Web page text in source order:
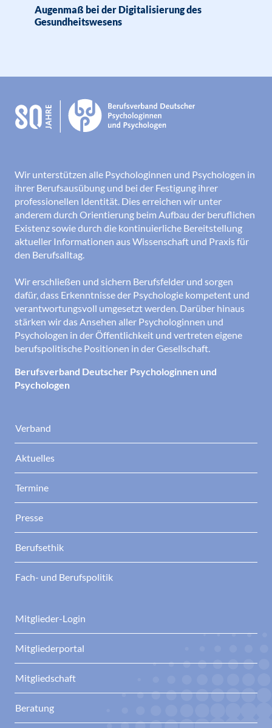
Augenmaß bei der Digitalisierung des
Gesundheitswesens
Wir unterstützen alle Psychologinnen und Psychologen in
ihrer Berufsausübung und bei der Festigung ihrer
professionellen Identität. Dies erreichen wir unter
anderem durch Orientierung beim Aufbau der beruflichen
Existenz sowie durch die kontinuierliche Bereitstellung
aktueller Informationen aus Wissenschaft und Praxis für
den Berufsalltag.
Wir erschließen und sichern Berufsfelder und sorgen
dafür, dass Erkenntnisse der Psychologie kompetent und
verantwortungsvoll umgesetzt werden. Darüber hinaus
stärken wir das Ansehen aller Psychologinnen und
Psychologen in der Öffentlichkeit und vertreten eigene
berufspolitische Positionen in der Gesellschaft.
Berufsverband Deutscher Psychologinnen und
Psychologen
Verband
Aktuelles
Termine
Presse
Berufsethik
Fach- und Berufspolitik
Mitglieder-Login
Mitgliederportal
Mitgliedschaft
Beratung